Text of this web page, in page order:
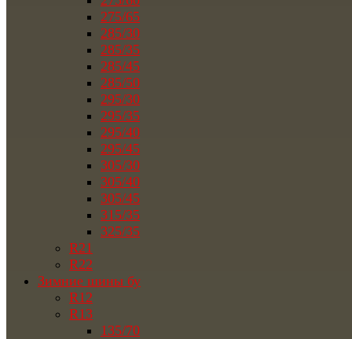
275/65
285/30
285/35
285/45
285/50
295/30
295/35
295/40
295/45
305/30
305/40
305/45
315/35
325/35
R21
R22
Зимние шины бу
R12
R13
135/70